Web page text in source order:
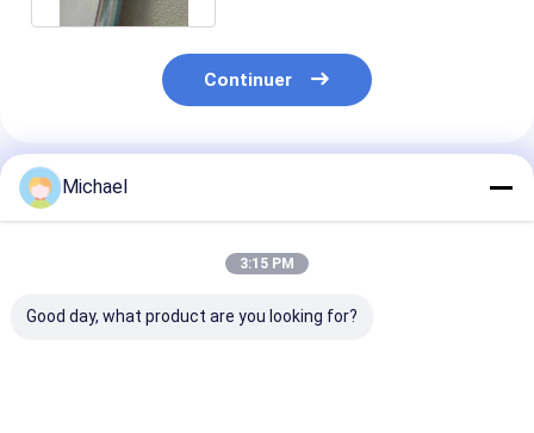
Continuer
Produits Recommandés
Michael
3:15 PM
Good day, what product are you looking for?